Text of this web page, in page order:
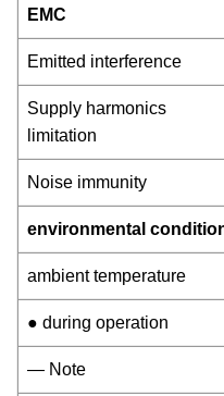
EMC
Emitted interference
Supply harmonics
limitation
Noise immunity
environmental
ambient temperature
● during operation
— Note